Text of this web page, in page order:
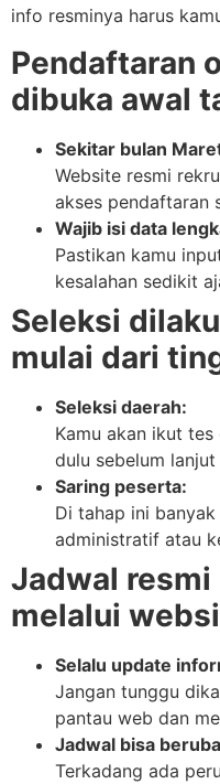
info resminya harus
Pendaftaran
dibuka awal
Sekitar bulan
Website resmi
akses pendaftaran
Wajib isi data
Pastikan kamu
kesalahan sedikit
Seleksi
mulai dari
Seleksi daerah:
Kamu akan ikut
dulu sebelum
Saring peserta:
Di tahap ini
administratif atau
Jadwal
melalui
Selalu update
Jangan tunggu
pantau web dan
Jadwal bisa
Terkadang ada